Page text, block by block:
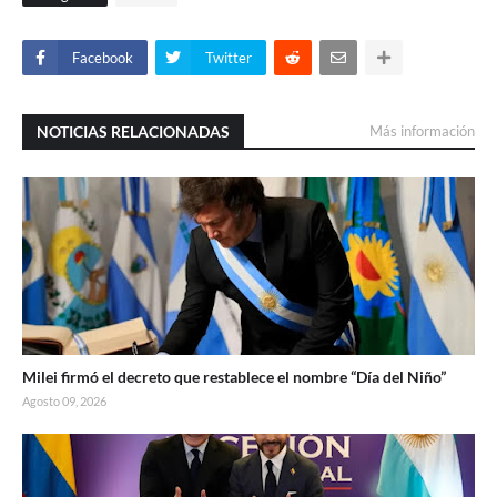
Facebook Twitter
NOTICIAS RELACIONADAS Más información
Milei firmó el decreto que restablece el nombre “Día del Niño”
Agosto 09, 2026